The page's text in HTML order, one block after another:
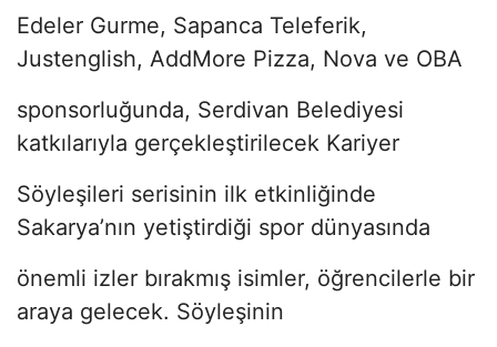
Edeler Gurme, Sapanca Teleferik,
Justenglish, AddMore Pizza, Nova ve OBA
sponsorluğunda, Serdivan Belediyesi
katkılarıyla gerçekleştirilecek Kariyer
Söyleşileri serisinin ilk etkinliğinde
Sakarya’nın yetiştirdiği spor dünyasında
önemli izler bırakmış isimler, öğrencilerle bir
araya gelecek. Söyleşinin